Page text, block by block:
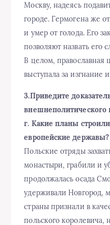
Москву, надеясь
городе. Гермогена же
и умер от голода. Его
позволяют назвать его
В целом, православная
выступала за изгнание
3.Приведите
внешнеполитического
г. Какие планы
европейские державы?
Польские отряды
монастыри, грабили и
продолжалась осада
удерживали Новгород,
страны признали в
польского королевича,